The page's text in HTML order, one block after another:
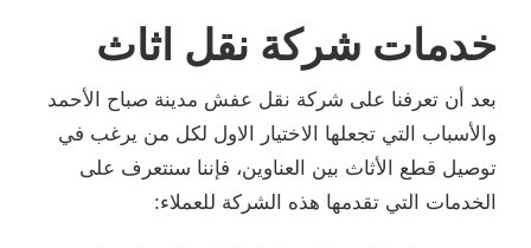
خدمات شركة نقل اثاث
بعد أن تعرفنا على شركة نقل عفش مدينة صباح الأحمد
والأسباب التي تجعلها الاختيار الاول لكل من يرغب في
توصيل قطع الأثاث بين العناوين، فإننا سنتعرف على
الخدمات التي تقدمها هذه الشركة للعملاء: